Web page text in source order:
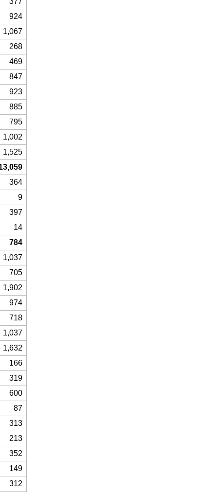
924
1,067
268
469
847
923
885
795
1,002
1,525
364
9
397
14
784
1,037
705
1,902
974
718
1,037
1,632
166
319
600
87
313
213
352
149
312